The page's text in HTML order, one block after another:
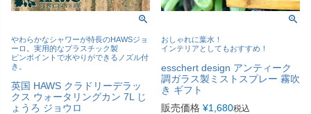
やわらかなシャワーが特長のHAWSジョ
ーロ。実用的なプラスチック製
ピンポイントで水やりができるノズル付
き。
英国 HAWS クラドリーデラッ
クス ウォータリングカン 7L じ
ょうろ ジョウロ
おしゃれに葉水！
インテリアとしてもおすすめ！
esschert design アンティーク
調ガラス製ミストスプレー 霧吹
き ギフト
販売価格 ¥1,680税込